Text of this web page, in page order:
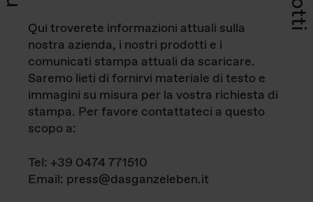
Qui troverete informazioni attuali sulla
nostra azienda, i nostri prodotti e i
comunicati stampa attuali da scaricare.
Saremo lieti di fornirvi materiale di testo e
immagini su misura per la vostra richiesta di
stampa. Per favore contattateci a questo
scopo a:
Tel: +39 0474 771510
Email: press@dasganzeleben.it